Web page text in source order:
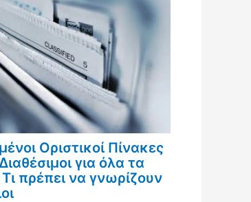
Οριστικοί Πίνακες
για όλα τα
πρέπει να γνωρίζουν